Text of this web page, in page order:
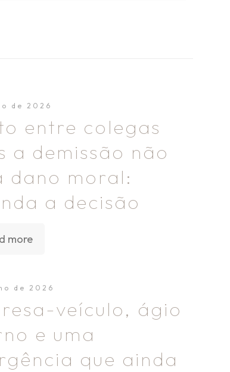
de 2026
entre colegas
a demissão não
dano moral:
a decisão
more
de 2026
veículo, ágio
e uma
que ainda